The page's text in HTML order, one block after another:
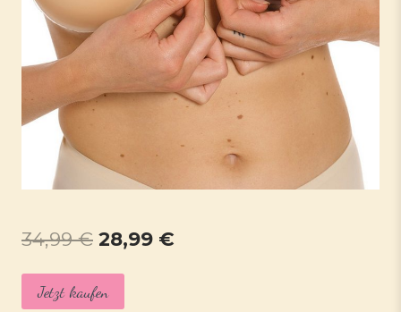
34,99€ Ursprünglicher
Preis
war:
28,99 €
Jetzt kaufen